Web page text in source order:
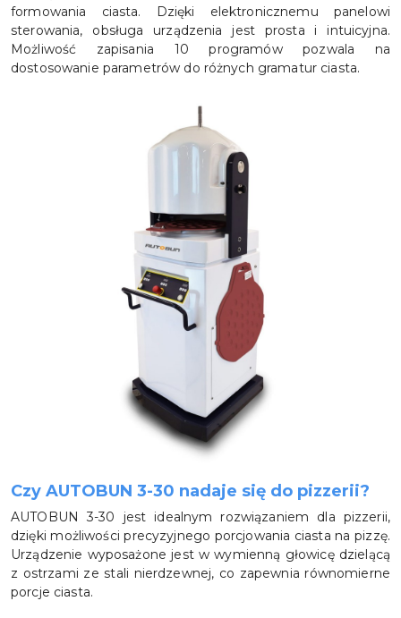
formowania ciasta. Dzięki elektronicznemu panelowi
sterowania, obsługa urządzenia jest prosta i intuicyjna.
Możliwość zapisania 10 programów pozwala na
dostosowanie parametrów do różnych gramatur ciasta.
Czy AUTOBUN 3-30 nadaje się do pizzerii?
AUTOBUN 3-30 jest idealnym rozwiązaniem dla pizzerii,
dzięki możliwości precyzyjnego porcjowania ciasta na pizzę.
Urządzenie wyposażone jest w wymienną głowicę dzielącą
z ostrzami ze stali nierdzewnej, co zapewnia równomierne
porcje ciasta.